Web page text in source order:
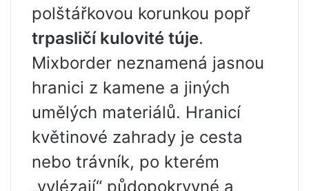
polštářkovou korunkou popř
trpasličí kulovité túje.
Mixborder neznamená jasnou
hranici z kamene a jiných
umělých materiálů. Hranicí
květinové zahrady je cesta
nebo trávník, po kterém
„vylézají“ půdopokryvné a